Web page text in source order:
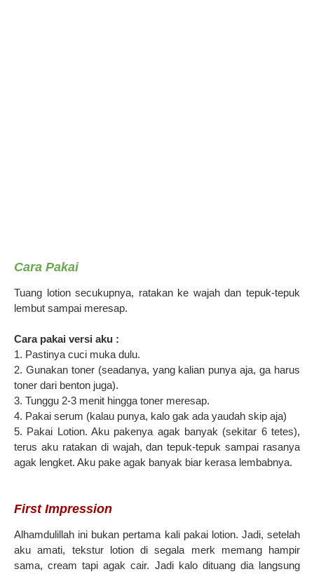
Cara Pakai
Tuang lotion secukupnya, ratakan ke wajah dan tepuk-tepuk
lembut sampai meresap.
Cara pakai versi aku :
1. Pastinya cuci muka dulu.
2. Gunakan toner (seadanya, yang kalian punya aja, ga harus
toner dari benton juga).
3. Tunggu 2-3 menit hingga toner meresap.
4. Pakai serum (kalau punya, kalo gak ada yaudah skip aja)
5. Pakai Lotion. Aku pakenya agak banyak (sekitar 6 tetes),
terus aku ratakan di wajah, dan tepuk-tepuk sampai rasanya
agak lengket. Aku pake agak banyak biar kerasa lembabnya.
First Impression
Alhamdulillah ini bukan pertama kali pakai lotion. Jadi, setelah
aku amati, tekstur lotion di segala merk memang hampir
sama, cream tapi agak cair. Jadi kalo dituang dia langsung